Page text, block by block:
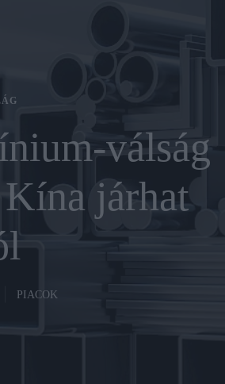
válság
járhat
PIACOK